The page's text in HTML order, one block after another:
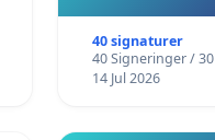
40 signaturer
40 Signeringer /
14 Jul 2026